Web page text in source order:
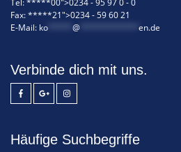
Tel:*****00">0234 - 95 97 0 - 0
Fax:*****21">0234 - 59 60 21
E-Mail: ko @ en.de
Verbinde dich mit uns.
Häufige Suchbegriffe